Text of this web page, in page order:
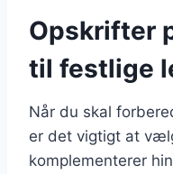
Opskrifter
til festlige
Når du skal
er det vigtigt at
komplementerer